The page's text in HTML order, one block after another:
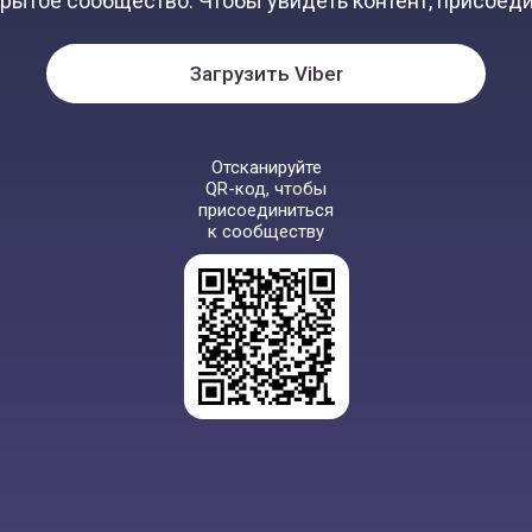
Загрузить Viber
Отсканируйте
QR-код, чтобы
присоединиться
к сообществу